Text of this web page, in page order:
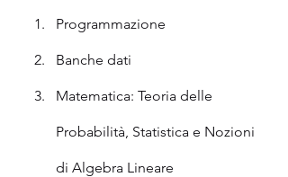
Programmazione
Banche dati
Matematica: Teoria delle
Probabilità, Statistica e Nozioni
di Algebra Lineare